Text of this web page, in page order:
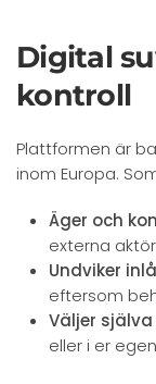
Digital
kontroll
Plattformen är
inom Europa.
Äger och
externa
Undviker
eftersom
Väljer
eller i er